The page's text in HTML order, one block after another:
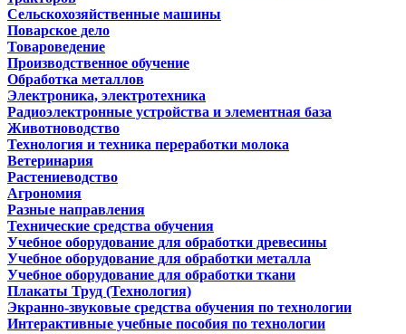
Сельскохозяйственные машины
Поварское дело
Товароведение
Производственное обучение
Обработка металлов
Электроника, электротехника
Радиоэлектронные устройства и элементная база
Животноводство
Технология и техника переработки молока
Ветеринария
Растениеводство
Агрономия
Разные направления
Технические средства обучения
Учебное оборудование для обработки древесины
Учебное оборудование для обработки металла
Учебное оборудование для обработки ткани
Плакаты Труд (Технология)
Экранно-звуковые средства обучения по технологии
Интерактивные учебные пособия по технологии